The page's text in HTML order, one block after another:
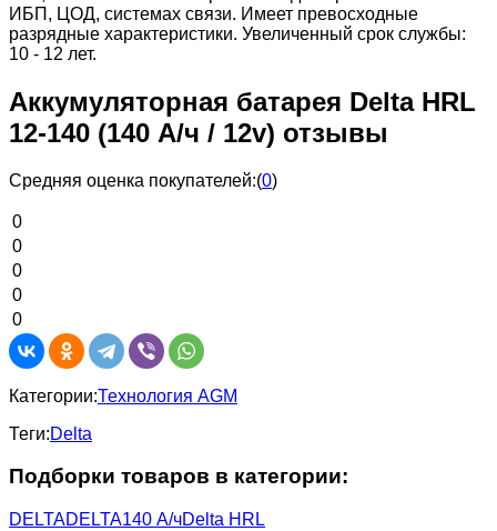
ИБП, ЦОД, системах связи. Имеет превосходные
разрядные характеристики. Увеличенный срок службы:
10 - 12 лет.
Аккумуляторная батарея Delta HRL
12-140 (140 А/ч / 12v) отзывы
Средняя оценка покупателей:(0)
0
0
0
0
0
Категории:Технология AGM
Теги:Delta
Подборки товаров в категории:
DELTADELTA140 А/чDelta HRL